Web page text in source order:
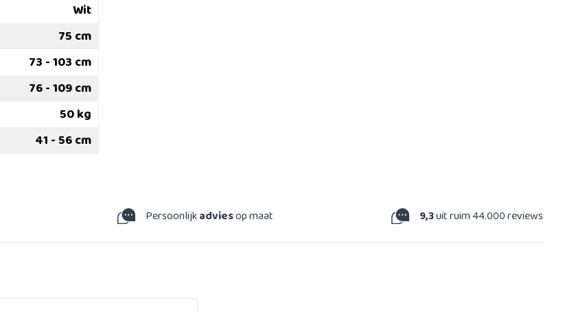
Wit
75 cm
73 - 103 cm
76 - 109 cm
50 kg
41 - 56 cm
Persoonlijkadviesop maat 9,3uit ruim 44.000 reviews